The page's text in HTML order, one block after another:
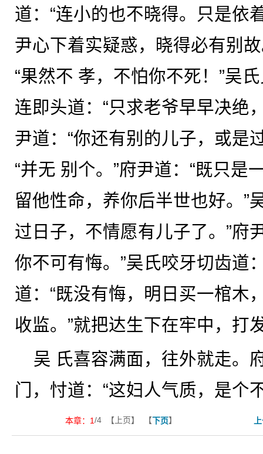
道：“连小的也不晓得。只是依
尹心下着实疑惑，晓得必有别
“果然不 孝，不怕你不死！”吴
连即头道：“只求老爷早早决绝
尹道：“你还有别的儿子，或是
“并无 别个。”府尹道：“既只是
留他性命，养你后半世也好。”
过日子，不情愿有儿子了。”府
你不可有悔。”吴氏咬牙切齿道
道：“既没有悔，明日买一棺木
收监。”就把达生下在牢中，打
吴 氏喜容满面，往外就走。
门，忖道：“这妇人气质，是个
本章： 1/4 【上页】 【下页】